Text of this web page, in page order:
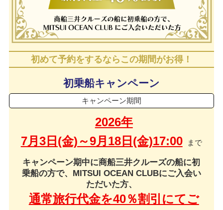
初めて予約をするならこの期間がお得！
初乗船キャンペーン
キャンペーン期間
2026年
7月3日(金)～9月18日(金)17:00
まで
キャンペーン期中に商船三井クルーズの船に初
乗船の方で、 MITSUI OCEAN CLUBにご入会い
ただいた方、
通常旅行代金を40％割引にてご